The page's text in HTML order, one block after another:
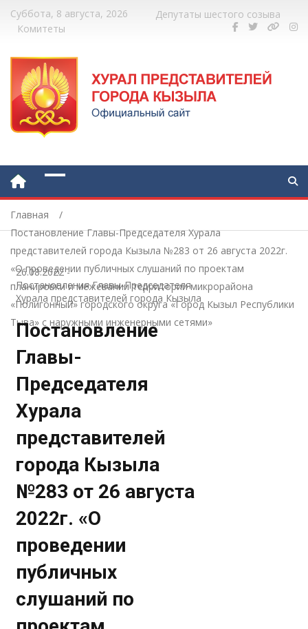
Суббота, 8 августа, 2026
Депутаты шестого созыва
Комитеты
Главная
Постановление Главы-Председателя Хурала
представителей города Кызыла №283 от 26 августа 2022г.
«О проведении публичных слушаний по проектам
планировки и межевании территории микрорайона
«Полигонный» городского округа «Город Кызыл Республики
Тыва» с наружными инженерными сетями»
26.08.2022-
Постановления Главы-Председателя
Хурала представителей города Кызыла
Постановление
Главы-
Председателя
Хурала
представителей
города Кызыла
№283 от 26 августа
2022г. «О
проведении
публичных
слушаний по